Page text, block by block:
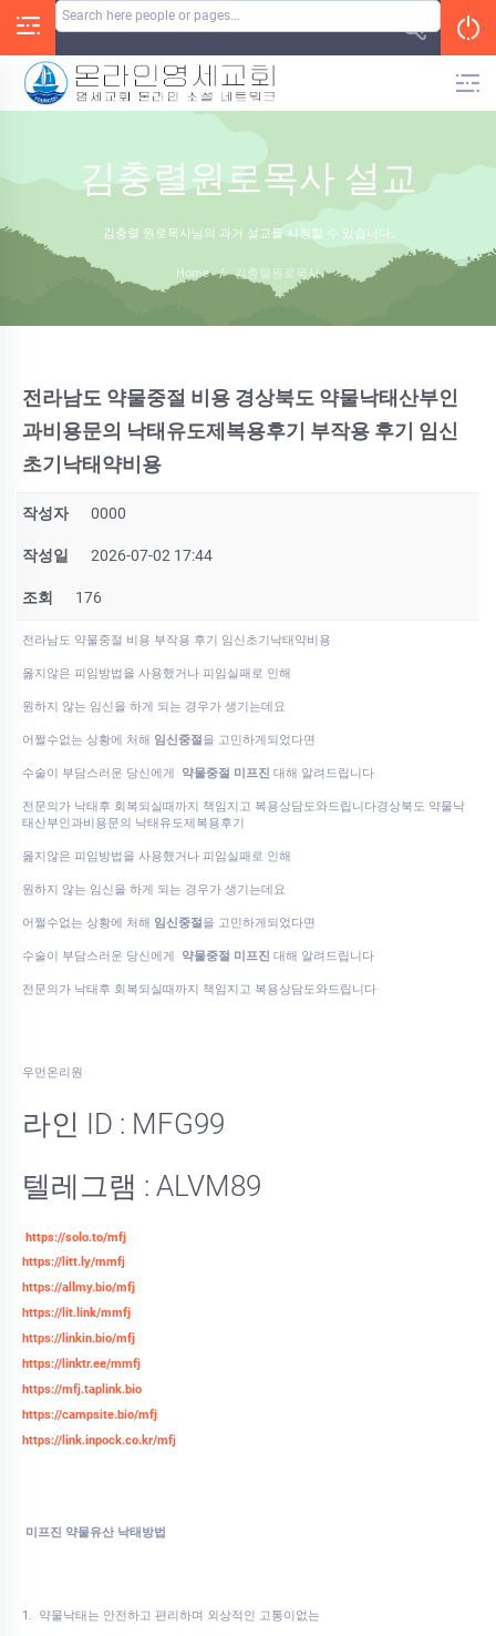
김충렬원로목사 설교
김충렬 원로목사님의 과거 설교를 시청할 수 있습니다.
Home / 김충렬원로목사
전라남도 약물중절 비용 경상북도 약물낙태산부인
과비용문의 낙태유도제복용후기 부작용 후기 임신
초기낙­태약비용
작성자 0000
작성일 2026-07-02 17:44
조회 176
전라남도 약물중절 비용 부작용 후기 임신초기낙­태약비용
옳지않은 피임방법을 사용했거나 피임실패로 인해
원하지 않는 임신을 하게 되는 경우가 생기는데요
어쩔수없는 상황에 처해 임신중절을 고민하게되었다면
수술이 부담스러운 당신에게 약물중절 미프진 대해 알려드립니다
전문의가 낙태후 회복되실때까지 책임지고 복용상담도와드립니다경상북도 약물낙
태산부인과비용문의 낙태유도제복용후기
옳지않은 피임방법을 사용했거나 피임실패로 인해
원하지 않는 임신을 하게 되는 경우가 생기는데요
어쩔수없는 상황에 처해 임신중절을 고민하게되었다면
수술이 부담스러운 당신에게 약물중절 미프진 대해 알려드립니다
전문의가 낙태후 회복되실때까지 책임지고 복용상담도와드립니다
우먼온리원
라인 ID : MFG99
텔레그램 : ALVM89
https://solo.to/mfj
https://litt.ly/mmfj
https://allmy.bio/mfj
https://lit.link/mmfj
https://linkin.bio/mfj
https://linktr.ee/mmfj
https://mfj.taplink.bio
https://campsite.bio/mfj
https://link.inpock.co.kr/mfj
미프진 약물유산 낙태방법
1. 약물낙태는 안전하고 편리하며 외상적인 고통이없는